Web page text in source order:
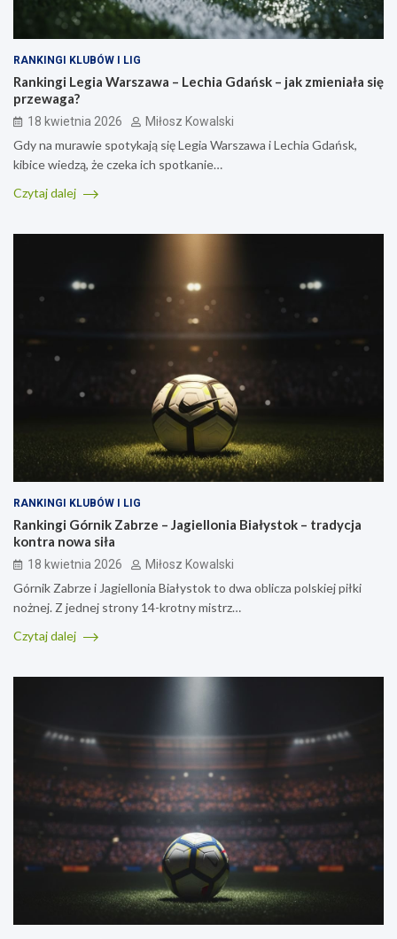
RANKINGI KLUBÓW I LIG
Rankingi Legia Warszawa – Lechia Gdańsk – jak zmieniała się
przewaga?
18 kwietnia 2026 Miłosz Kowalski
Gdy na murawie spotykają się Legia Warszawa i Lechia Gdańsk,
kibice wiedzą, że czeka ich spotkanie…
Czytaj dalej
RANKINGI KLUBÓW I LIG
Rankingi Górnik Zabrze – Jagiellonia Białystok – tradycja
kontra nowa siła
18 kwietnia 2026 Miłosz Kowalski
Górnik Zabrze i Jagiellonia Białystok to dwa oblicza polskiej piłki
nożnej. Z jednej strony 14-krotny mistrz…
Czytaj dalej